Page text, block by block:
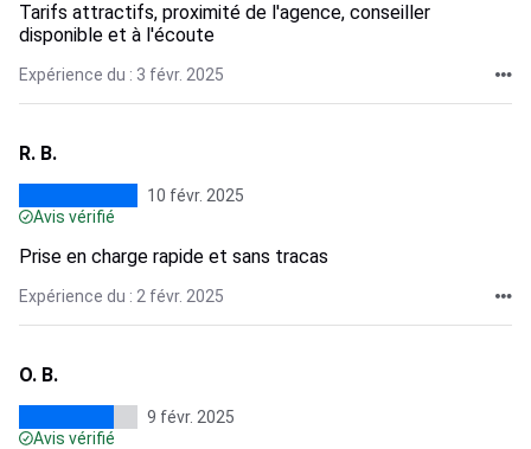
Tarifs attractifs, proximité de l'agence, conseiller
disponible et à l'écoute
Expérience du : 3 févr. 2025
R. B.
10 févr. 2025
Avis vérifié
Prise en charge rapide et sans tracas
Expérience du : 2 févr. 2025
O. B.
9 févr. 2025
Avis vérifié